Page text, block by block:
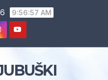
9:56:58 AM